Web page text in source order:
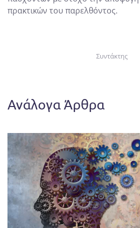
πρακτικών του παρελθόντος.
Συντάκτης
Ανάλογα Άρθρα